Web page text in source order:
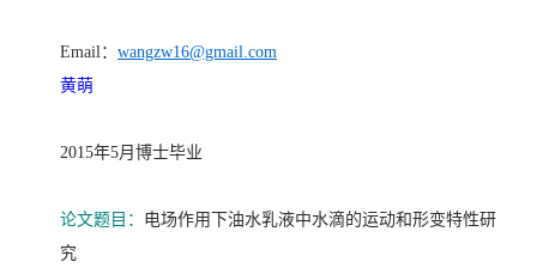
Email： wangzw16@gmail.com
黄萌
2015年5月博士毕业
论文题目： 电场作用下油水乳液中水滴的运动和形变特性研
究